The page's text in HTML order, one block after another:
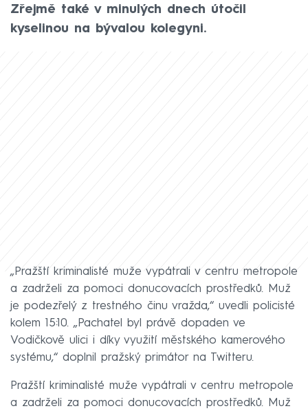
Zřejmě také v minulých dnech útočil
kyselinou na bývalou kolegyni.
„Pražští kriminalisté muže vypátrali v centru metropole
a zadrželi za pomoci donucovacích prostředků. Muž
je podezřelý z trestného činu vražda,“ uvedli policisté
kolem 15:10. „Pachatel byl právě dopaden ve
Vodičkově ulici i díky využití městského kamerového
systému,“ doplnil pražský primátor na Twitteru.
Pražští kriminalisté muže vypátrali v centru metropole
a zadrželi za pomoci donucovacích prostředků. Muž